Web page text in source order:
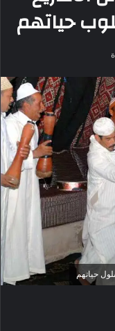
حياتهم
حياتهم